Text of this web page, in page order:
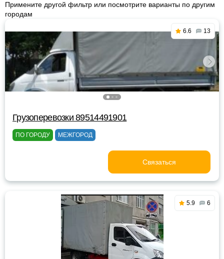
Примените другой фильтр или посмотрите варианты по другим
городам
6.6 13
Грузоперевозки 89514491901
ПО ГОРОДУ МЕЖГОРОД
Связаться
5.9 6